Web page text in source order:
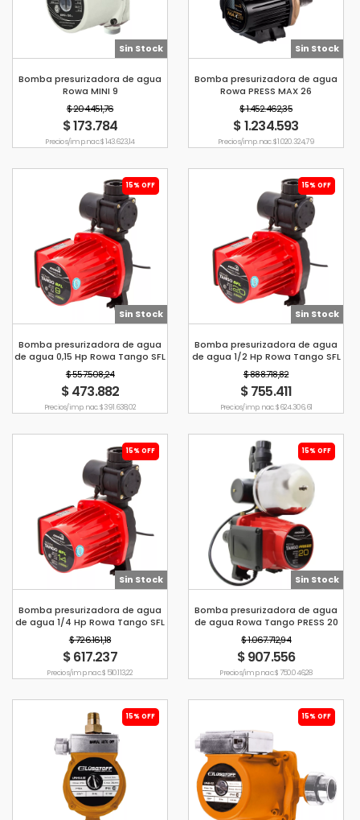
Sin Stock
Bomba presurizadora de agua
Rowa MINI 9
$ 204.451,76
$ 173.784
Precio s/imp. nac. $ 143.623,14
Sin Stock
Bomba presurizadora de agua
Rowa PRESS MAX 26
$ 1.452.462,35
$ 1.234.593
Precio s/imp. nac. $ 1.020.324,79
15% OFF
Sin Stock
Bomba presurizadora de agua
de agua 0,15 Hp Rowa Tango SFL
9
$ 557.508,24
$ 473.882
Precio s/imp. nac. $ 391.638,02
15% OFF
Sin Stock
Bomba presurizadora de agua
de agua 1/2 Hp Rowa Tango SFL
20
$ 888.718,82
$ 755.411
Precio s/imp. nac. $ 624.306,61
15% OFF
Sin Stock
Bomba presurizadora de agua
de agua 1/4 Hp Rowa Tango SFL
14
$ 726.161,18
$ 617.237
Precio s/imp. nac. $ 510.113,22
15% OFF
Sin Stock
Bomba presurizadora de agua
de agua Rowa Tango PRESS 20
$ 1.067.712,94
$ 907.556
Precio s/imp. nac. $ 750.046,28
15% OFF 15% OFF